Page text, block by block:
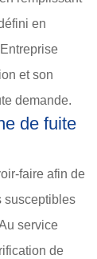
en
et son
demande.
de fuite
faire afin de
susceptibles
service
de